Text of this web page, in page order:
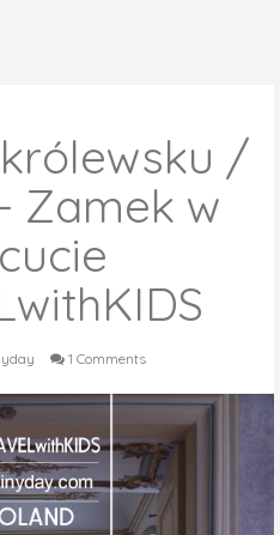
/
Zamek w
1 Comments